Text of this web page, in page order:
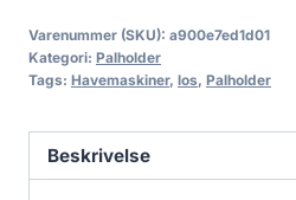
Varenummer (SKU): a900e7ed1d01
Kategori: Palholder
Tags: Havemaskiner, los, Palholder
Beskrivelse